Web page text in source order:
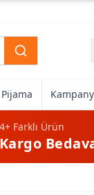
Pijama
Farklı Ürün